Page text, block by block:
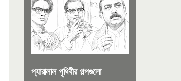
প্যারালাল পৃথিবীর গল্পগুলো